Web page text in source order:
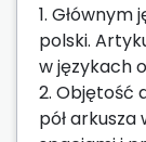
1.
polski.
w językach
2. Objętość
pół